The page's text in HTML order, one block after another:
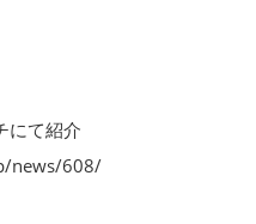
にて紹介
news/608/